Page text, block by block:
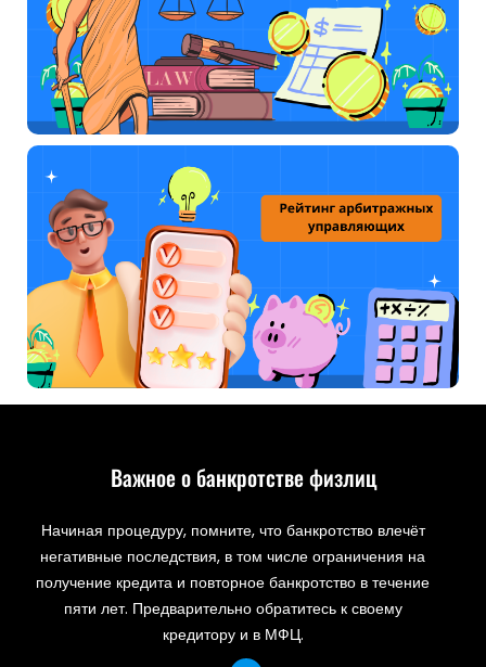
Важное о банкротстве физлиц
Начиная процедуру, помните, что банкротство влечёт
негативные последствия, в том числе ограничения на
получение кредита и повторное банкротство в течение
пяти лет. Предварительно обратитесь к своему
кредитору и в МФЦ.